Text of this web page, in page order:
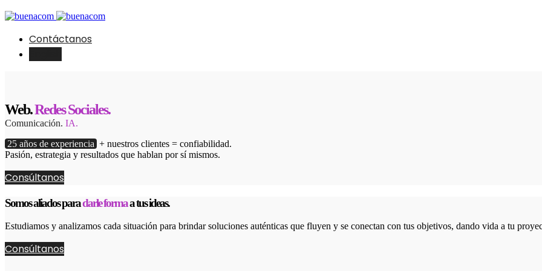
Contáctanos
Web.Redes Sociales.
Comunicación. IA.
25 años de experiencia + nuestros clientes = confiabilidad.
Pasión, estrategia y resultados que hablan por sí mismos.
Consúltanos
Somos aliados paradarle formaa tus ideas.
Estudiamos y analizamos cada situación para brindar soluciones auténticas que fluyen y se conectan con tus objetivos, dando vida a tu
Consúltanos